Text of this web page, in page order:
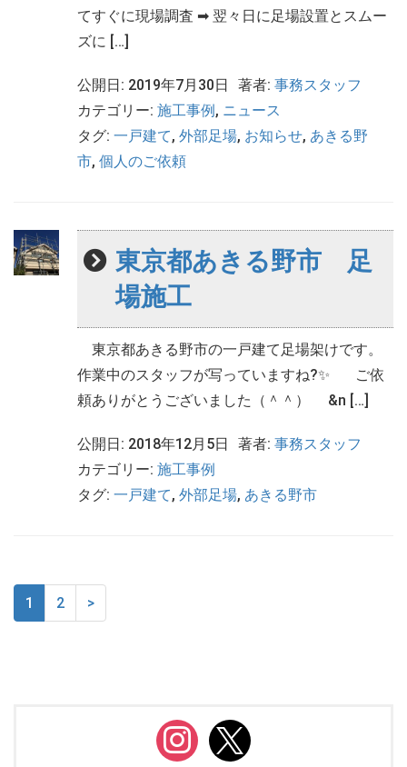
てすぐに現場調査 ➡ 翌々日に足場設置とスムー
ズに […]
公開日: 2019年7月30日 著者: 事務スタッフ
カテゴリー: 施工事例, ニュース
タグ: 一戸建て, 外部足場, お知らせ, あきる野
市, 個人のご依頼
東京都あきる野市 足
場施工
東京都あきる野市の一戸建て足場架けです。
作業中のスタッフが写っていますね?✨ ご依
頼ありがとうございました（＾＾） &n […]
公開日: 2018年12月5日 著者: 事務スタッフ
カテゴリー: 施工事例
タグ: 一戸建て, 外部足場, あきる野市
1 2 >
instagram
x